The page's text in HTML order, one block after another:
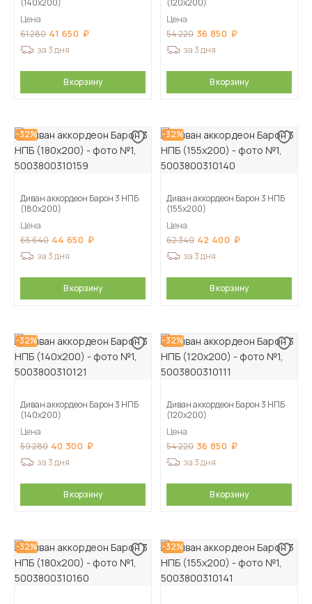
(140х200)
Цена
61 280 41 650
за 3 дня
В корзину
(120х200)
Цена
54 220 36 850
за 3 дня
В корзину
-32%
Диван аккордеон Барон 3 НПБ
(180х200)
Цена
65 640 44 650
за 3 дня
В корзину
-32%
Диван аккордеон Барон 3 НПБ
(155х200)
Цена
62 340 42 400
за 3 дня
В корзину
-32%
Диван аккордеон Барон 3 НПБ
(140х200)
Цена
59 280 40 300
за 3 дня
В корзину
-32%
Диван аккордеон Барон 3 НПБ
(120х200)
Цена
54 220 36 850
за 3 дня
В корзину
-32% -32%